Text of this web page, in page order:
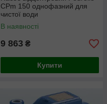
CPm 150 однофазний для
чистої води
В наявності
9 863 ₴
Купити